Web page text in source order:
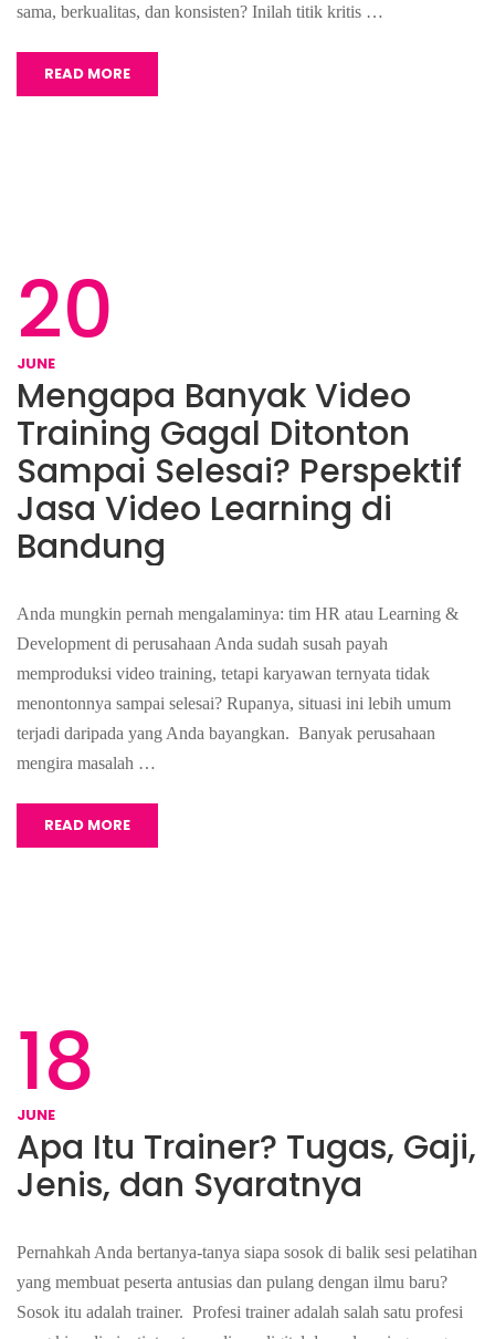
sama, berkualitas, dan konsisten? Inilah titik kritis …
READ MORE
20
JUNE
Mengapa Banyak Video
Training Gagal Ditonton
Sampai Selesai? Perspektif
Jasa Video Learning di
Bandung
Anda mungkin pernah mengalaminya: tim HR atau Learning &
Development di perusahaan Anda sudah susah payah
memproduksi video training, tetapi karyawan ternyata tidak
menontonnya sampai selesai? Rupanya, situasi ini lebih umum
terjadi daripada yang Anda bayangkan. Banyak perusahaan
mengira masalah …
READ MORE
18
JUNE
Apa Itu Trainer? Tugas, Gaji,
Jenis, dan Syaratnya
Pernahkah Anda bertanya-tanya siapa sosok di balik sesi pelatihan
yang membuat peserta antusias dan pulang dengan ilmu baru?
Sosok itu adalah trainer. Profesi trainer adalah salah satu profesi